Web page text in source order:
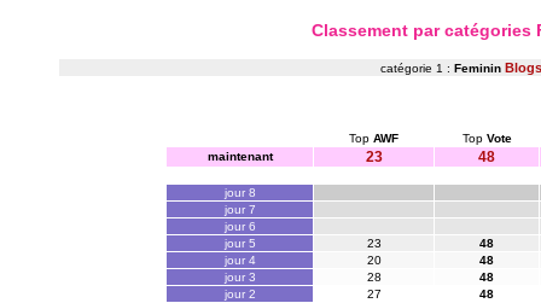
Classement par
catégorie 1 : Feminin Blogs
Top AWF Top Vote
maintenant
23 48
jour 8
jour 7
jour 6
jour 5
23
48
jour 4
20
48
jour 3
28
48
jour 2
27 48